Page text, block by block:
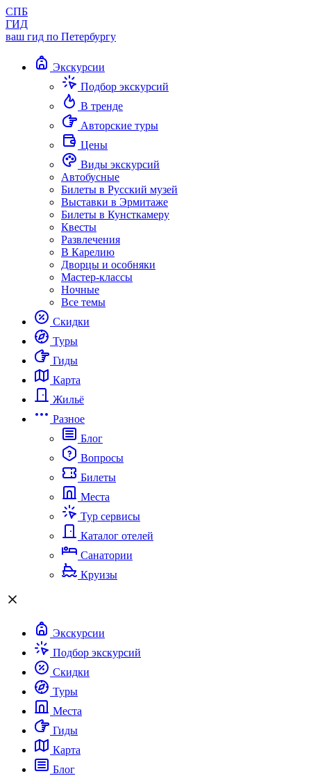
СПБ
ГИД
ваш гид по Петербургу
Экскурсии
Подбор экскурсий
В тренде
Авторские туры
Цены
Виды экскурсий
Автобусные
Билеты в Русский музей
Выставки в Эрмитаже
Билеты в Кунсткамеру
Квесты
Развлечения
В Карелию
Дворцы и особняки
Мастер-классы
Ночные
Все темы
Скидки
Туры
Гиды
Карта
Жильё
Разное
Блог
Вопросы
Билеты
Места
Тур сервисы
Каталог отелей
Санатории
Круизы
Экскурсии
Подбор экскурсий
Скидки
Туры
Места
Гиды
Карта
Блог